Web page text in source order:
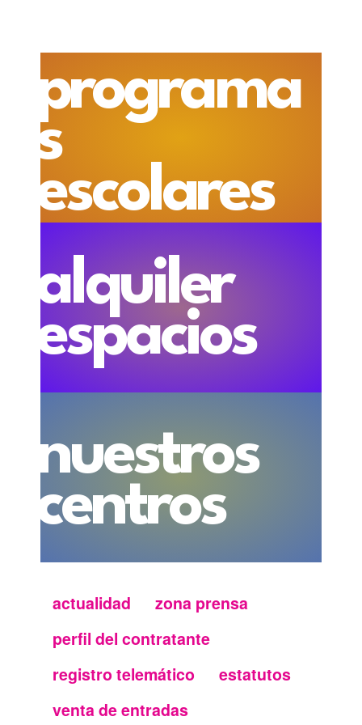
programa
s
escolares
alquiler
espacios
nuestros
centros
Menu
secundario
FMC
actualidad
zona prensa
perfil del contratante
registro telemático
estatutos
venta de entradas